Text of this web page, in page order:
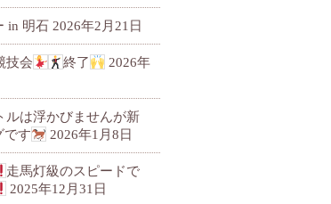
in 明石 2026年2月21日
技会 終了
2026年
ルは浮かびませんが新
です
2026年1月8日
走馬灯級のスピードで
2025年12月31日